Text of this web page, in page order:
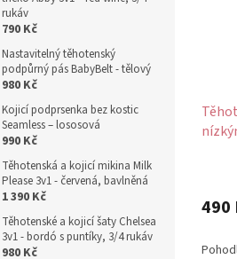
rukáv
790 Kč
Nastavitelný těhotenský
podpůrný pás BabyBelt - tělový
980 Kč
Kojicí podprsenka bez kostic
Seamless – lososová
990 Kč
Těhotenská a kojicí mikina Milk
Please 3v1 - červená, bavlněná
1 390 Kč
Těhotenské a kojicí šaty Chelsea
3v1 - bordó s puntíky, 3/4 rukáv
980 Kč
490